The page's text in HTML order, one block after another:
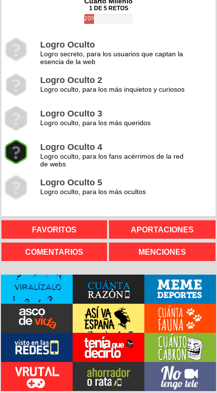
1 DE 5 RETOS
20%
Logro Oculto
Logro secreto, para los usuarios que captan la
esencia de la web
Logro Oculto 2
Logro oculto, para los más inquietos y curiosos
Logro Oculto 3
Logro oculto, para los más queridos
Logro Oculto 4
Logro oculto, para los fans acérrimos de la red
de webs
Logro Oculto 5
Logro oculto, para los más ocultos
FAVORITOS APORTACIONES
COMENTARIOS MENCIONES